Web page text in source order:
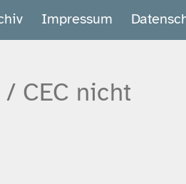
Impressum
CEC nicht